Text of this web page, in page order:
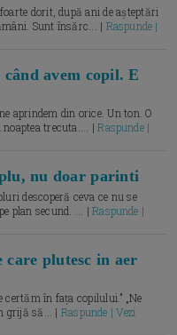
dorit, după ani de așteptări
Sunt însărc... | Raspunde |
avem copil. E
aprindem din orice. Un ton. O
trecuta.... |Raspunde |
nu doar parinti
descoperă ceva ce nu se
plan secund. ... |Raspunde |
plutesc in aer
în fața copilului.” „Ne
grijă să... | Raspunde | Vezi